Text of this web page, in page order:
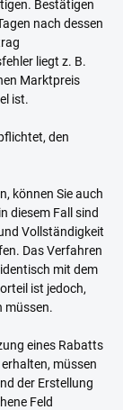
Bestätigen
nach dessen
liegt z. B.
Marktpreis
ist.
den
können Sie auch
diesem Fall sind
Vollständigkeit
Das Verfahren
mit dem
ist jedoch,
müssen.
eines Rabatts
müssen
der Erstellung
Feld